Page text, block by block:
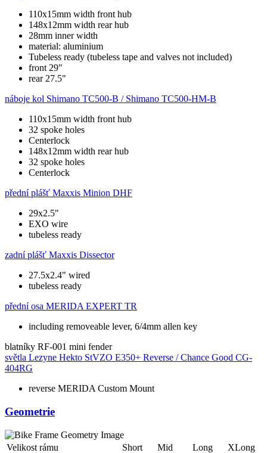
110x15mm width front hub
148x12mm width rear hub
28mm inner width
material: aluminium
Tubeless ready (tubeless tape and valves not included)
front 29"
rear 27.5"
náboje kol Shimano TC500-B / Shimano TC500-HM-B
110x15mm width front hub
32 spoke holes
Centerlock
148x12mm width rear hub
32 spoke holes
Centerlock
přední plášť Maxxis Minion DHF
29x2.5"
EXO wire
tubeless ready
zadní plášť Maxxis Dissector
27.5x2.4" wired
tubeless ready
přední osa MERIDA EXPERT TR
including removeable lever, 6/4mm allen key
blatníky RF-001 mini fender
světla Lezyne Hekto StVZO E350+ Reverse / Chance Good CG-
404RG
reverse MERIDA Custom Mount
Geometrie
Velikost rámu Short Mid Long
XLong